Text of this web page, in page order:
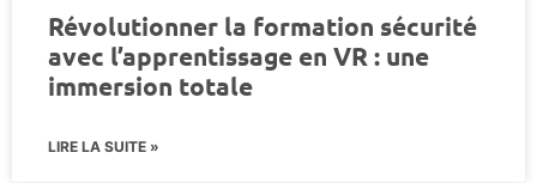
Révolutionner la formation sécurité
avec l’apprentissage en VR : une
immersion totale
LIRE LA SUITE »